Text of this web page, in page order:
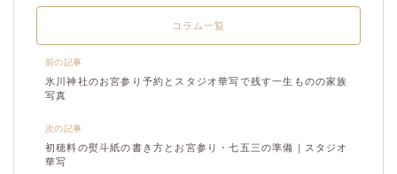
前の記事
氷川神社のお宮参り予約とスタジオ華写で残す一生ものの家族
写真
コラム一覧
次の記事
初穂料の熨斗紙の書き方とお宮参り・七五三の準備｜スタジオ
華写